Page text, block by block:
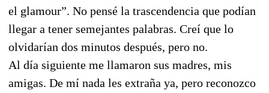
el glamour”. No pensé la trascendencia que podían
llegar a tener semejantes palabras. Creí que lo
olvidarían dos minutos después, pero no.
Al día siguiente me llamaron sus madres, mis
amigas. De mí nada les extraña ya, pero reconozco